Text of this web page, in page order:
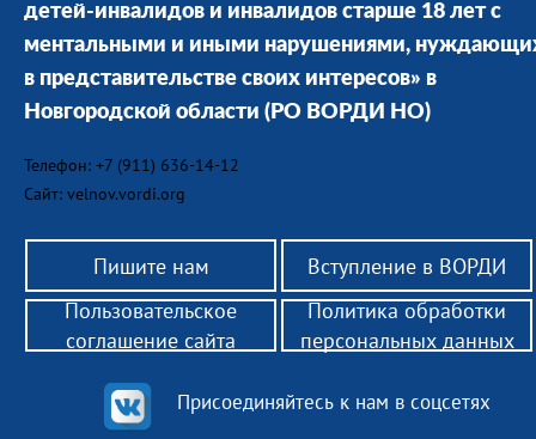
детей-инвалидов и инвалидов старше 18 лет с
ментальными и иными нарушениями,
в представительстве своих интересов» в
Новгородской области (РО ВОРДИ НО)
Телефон: +7 (911) 636-14-12
Сайт: velnov.vordi.org
Пишите нам Вступление в ВОРДИ
Присоединяйтесь к нам в соцсетях
Пользовательское
соглашение сайта
Политика обработки
персональных данных